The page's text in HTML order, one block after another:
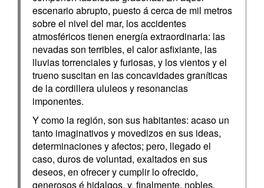
escenario abrupto, puesto á cerca de mil metros
sobre el nivel del mar, los accidentes
atmosféricos tienen energía extraordinaria: las
nevadas son terribles, el calor asfixiante, las
lluvias torrenciales y furiosas, y los vientos y el
trueno suscitan en las concavidades graníticas
de la cordillera ululeos y resonancias
imponentes.
Y como la región, son sus habitantes: acaso un
tanto imaginativos y movedizos en sus ideas,
determinaciones y afectos; pero, llegado el
caso, duros de voluntad, exaltados en sus
deseos, en ofrecer y cumplir lo ofrecido,
generosos é hidalgos, y, finalmente, nobles,